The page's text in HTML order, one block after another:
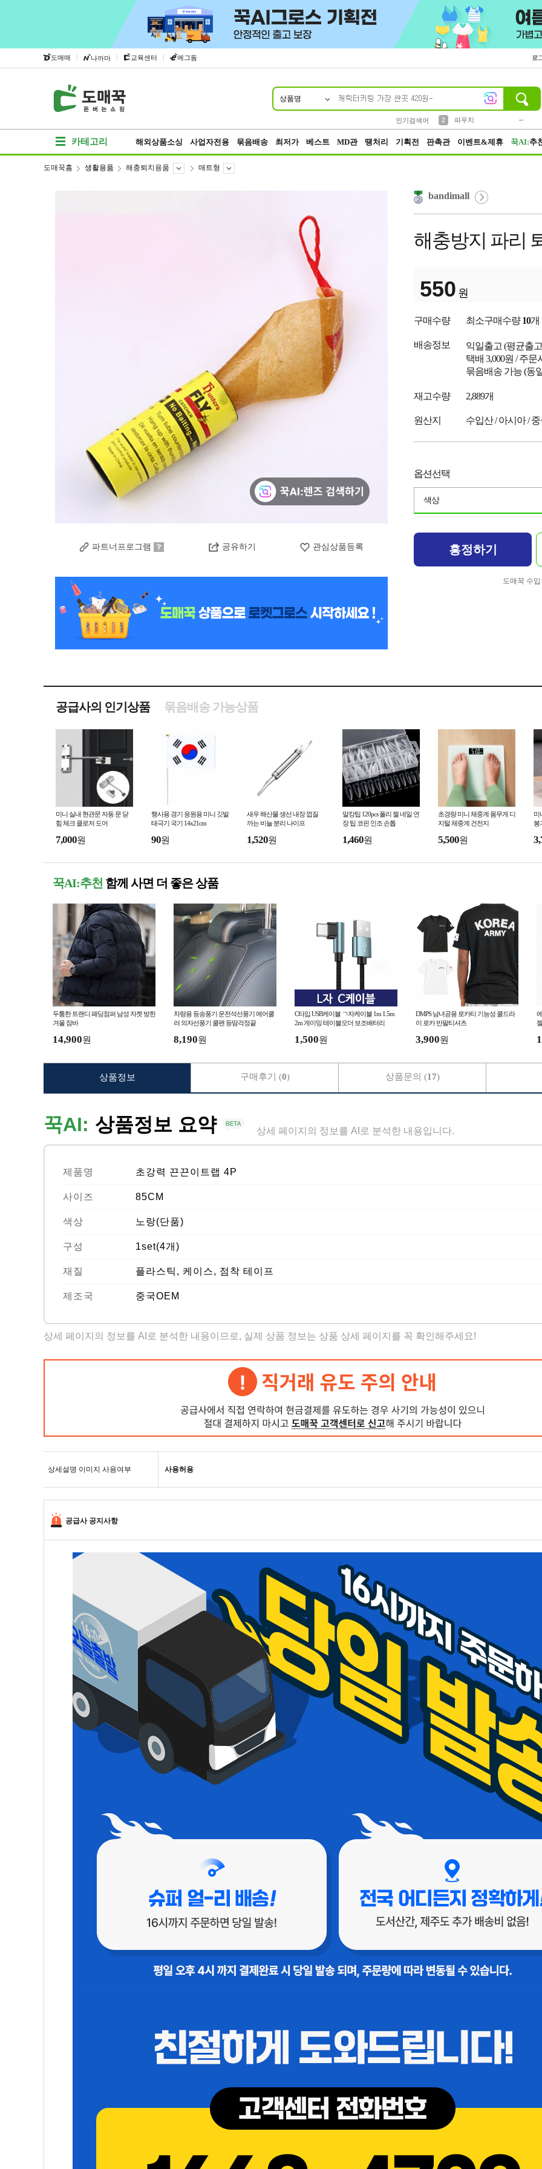
도매매 | 나까마 | 교육센터 | 에그돔 로
상품명
인기검색어
3
모자
카테고리 해외상품소싱 사업자전용 묶음배송 최저가 베스트 MD관 땡처리 기획전 판촉관 이벤트&제휴 꾹AI:추
도매꾹홈 생활용품 해충퇴치용품 매트형
파트너프로그램 공유하기 관심상품등록
bandimall
해충방지 파리
550 원
구매수량 최소구매수량10개
배송정보 익일출고 (평균출
택배 3,000원 / 주문
묶음배송 가능 (동
재고수량 2,889개
원산지 수입산 / 아시아 /
옵션선택
색상
흥정하기
도매꾹 수
공급사의 인기상품 묶음배송 가능상품
미니 실내 현관문 자동 문 닫
힘 체크 클로저 도어
7,000원
행사용 경기 응원용 미니 깃발
태극기 국기 14x21cm
90원
새우 해산물 생선 내장 껍질
까는 비늘 분리 나이프
1,520원
말캉팁 120pcs 폴리 젤 네일 연
장 팁 코핀 인조 손톱
1,460원
초경량 미니 체중계 몸무게 디
지털 체중계 건전지
5,500원
미
봉
꾹AI:추천 함께 사면 더 좋은 상품
두툼한 트랜디 패딩점퍼 남성 자켓 방한
겨울 잠바
14,900원
차량용 등송풍기 운전석선풍기 에어쿨
러 의자선풍기 쿨팬 등땀걱정끝
8,190원
C타입 USB케이블 ㄱ자케이블 1m 1.5m
2m 게이밍 테이블오더 보조배터리
1,500원
DMPS 남녀공용 로카티 기능성 쿨드라
이 로카 반팔티셔츠
3,900원
꾹AI: 상품정보 요약 상세 페이지의 정보를 AI로 분석한 내용입니다.
제품명 초강력 끈끈이트랩 4P
사이즈 85CM
색상 노랑(단품)
구성 1set(4개)
재질 플라스틱, 케이스, 점착 테이프
제조국 중국OEM
상세 페이지의 정보를 AI로 분석한 내용이므로, 실제 상품 정보는 상품 상세 페이지를 꼭 확인해주세요!
상세설명 이미지 사용여부 사용허용
공급사 공지사항
상품정보 구매후기 (0) 상품문의 (17)